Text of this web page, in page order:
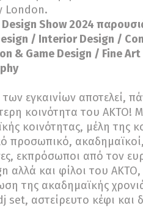
London.
Show 2024
/ Interior Design /
& Game Design / Fine
εγκαινίων αποτελεί,
κοινότητα του ΑΚΤΟ!
κοινότητας, μέλη της
προσωπικό,
εκπρόσωποι από τον
αλλά και φίλοι του ΑΚΤΟ,
της ακαδημαϊκής
set, αστείρευτο κέφι και